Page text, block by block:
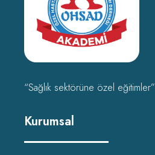
“Sağlık sektörüne özel eğitimler”
Kurumsal